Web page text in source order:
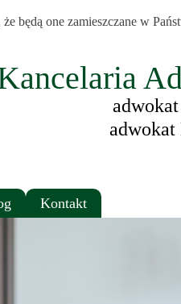
będą one zamieszczane w
adwokat
Kontakt